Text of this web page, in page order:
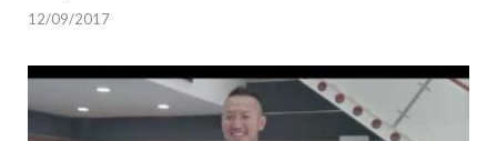
12/09/2017